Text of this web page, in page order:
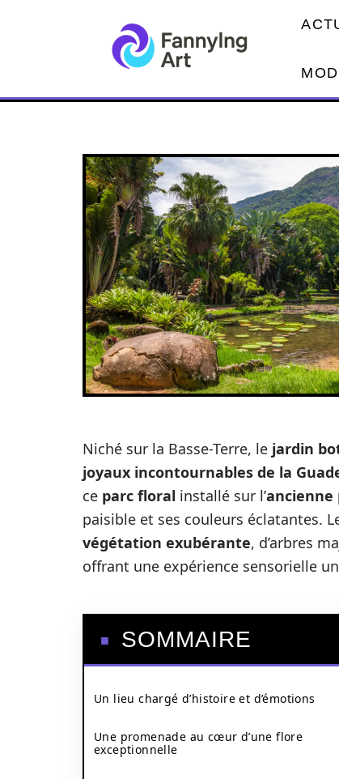
Niché sur la Basse-Terre, le jardin
joyaux incontournables de la
ce parc floral installé sur l’ancienne
paisible et ses couleurs éclatantes.
végétation exubérante, d’arbres
offrant une expérience sensorielle
SOMMAIRE
Un lieu chargé d’histoire et d’émotions
Une promenade au cœur d’une flore
exceptionnelle